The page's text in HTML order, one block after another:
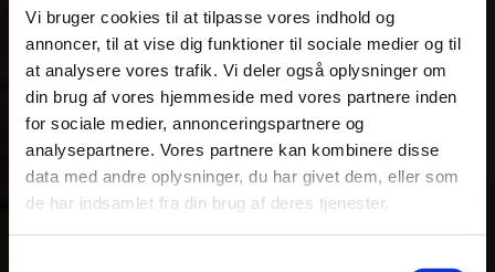
Vi bruger cookies til at tilpasse vores indhold og
annoncer, til at vise dig funktioner til sociale medier og til
at analysere vores trafik. Vi deler også oplysninger om
din brug af vores hjemmeside med vores partnere inden
for sociale medier, annonceringspartnere og
analysepartnere. Vores partnere kan kombinere disse
data med andre oplysninger, du har givet dem, eller som
de har indsamlet fra din brug af deres tjenester.